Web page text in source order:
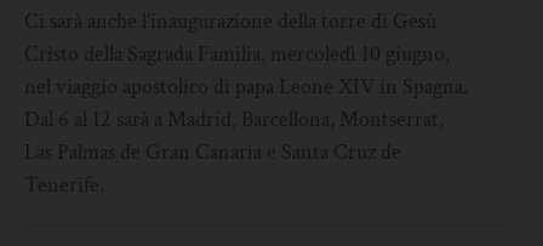
Ci sarà anche l’inaugurazione della torre di Gesù
Cristo della Sagrada Familia, mercoledì 10 giugno,
nel viaggio apostolico di papa Leone XIV in Spagna.
Dal 6 al 12 sarà a Madrid, Barcellona, Montserrat,
Las Palmas de Gran Canaria e Santa Cruz de
Tenerife.